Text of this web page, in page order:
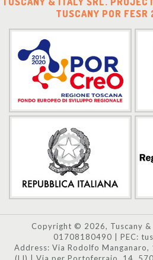
TUSCANY POR
Copyright © 2026, Tuscany &
01708180490 | PEC:
Address: Via Rodolfo